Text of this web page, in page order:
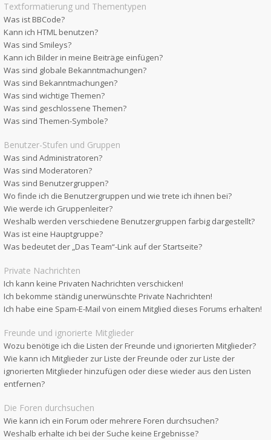
Textformatierung und Thementypen
Was ist BBCode?
Kann ich HTML benutzen?
Was sind Smileys?
Kann ich Bilder in meine Beiträge einfügen?
Was sind globale Bekanntmachungen?
Was sind Bekanntmachungen?
Was sind wichtige Themen?
Was sind geschlossene Themen?
Was sind Themen-Symbole?
Benutzer-Stufen und Gruppen
Was sind Administratoren?
Was sind Moderatoren?
Was sind Benutzergruppen?
Wo finde ich die Benutzergruppen und wie trete ich ihnen bei?
Wie werde ich Gruppenleiter?
Weshalb werden verschiedene Benutzergruppen farbig dargestellt?
Was ist eine Hauptgruppe?
Was bedeutet der „Das Team“-Link auf der Startseite?
Private Nachrichten
Ich kann keine Privaten Nachrichten verschicken!
Ich bekomme ständig unerwünschte Private Nachrichten!
Ich habe eine Spam-E-Mail von einem Mitglied dieses Forums erhalten!
Freunde und ignorierte Mitglieder
Wozu benötige ich die Listen der Freunde und ignorierten Mitglieder?
Wie kann ich Mitglieder zur Liste der Freunde oder zur Liste der
ignorierten Mitglieder hinzufügen oder diese wieder aus den Listen
entfernen?
Die Foren durchsuchen
Wie kann ich ein Forum oder mehrere Foren durchsuchen?
Weshalb erhalte ich bei der Suche keine Ergebnisse?